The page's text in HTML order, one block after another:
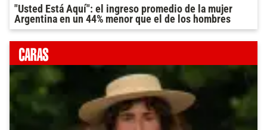
"Usted Está Aquí": el ingreso promedio de la mujer
Argentina en un 44% menor que el de los hombres